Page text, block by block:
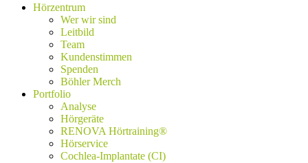
Hörzentrum
Wer wir sind
Leitbild
Team
Kundenstimmen
Spenden
Böhler Merch
Portfolio
Analyse
Hörgeräte
RENOVA Hörtraining®
Hörservice
Cochlea-Implantate (CI)